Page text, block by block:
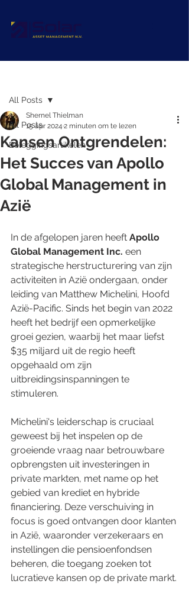
All Posts
Beleggingsartikelen
All Posts
Kansen Ontgrendelen:
Het Succes van Apollo
Global Management in
Azië
Shernel Thielman
15 apr 2024 2 minuten om te lezen
In de afgelopen jaren heeft Apollo
Global Management Inc. een
strategische herstructurering van zijn
activiteiten in Azië ondergaan, onder
leiding van Matthew Michelini, Hoofd
Azië-Pacific. Sinds het begin van 2022
heeft het bedrijf een opmerkelijke
groei gezien, waarbij het maar liefst
$35 miljard uit de regio heeft
opgehaald om zijn
uitbreidingsinspanningen te
stimuleren.
Michelini's leiderschap is cruciaal
geweest bij het inspelen op de
groeiende vraag naar betrouwbare
opbrengsten uit investeringen in
private markten, met name op het
gebied van krediet en hybride
financiering. Deze verschuiving in
focus is goed ontvangen door klanten
in Azië, waaronder verzekeraars en
instellingen die pensioenfondsen
beheren, die toegang zoeken tot
lucratieve kansen op de private markt.